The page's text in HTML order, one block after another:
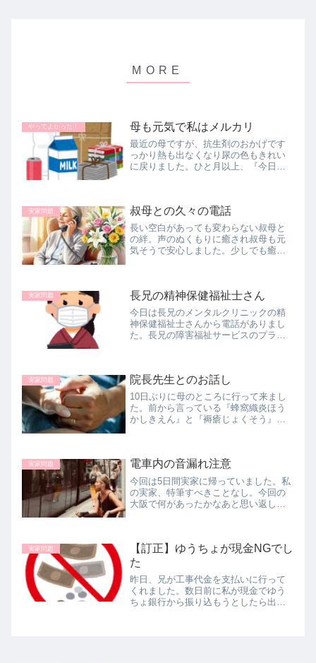
やってよかった！ 母も元気で私はメルカリ
最近の母ですが、抗生剤のおかげです
っかり熱も出なくなり尿の色もきれい
に戻りました。ひと月以上、『今日
ることだけを望んでいた父が、連れて
行っ...
実家問題 叔母との久々の電話
長い空白があっても変わらない叔母と
の絆。声のぬくもりに癒され叔母も元
気そうで安心しました。少しでも癒し
実家問題 長兄の精神保健福祉士さん
今日は長兄のメンタルクリニックの精
神保健福祉士さんから電話がありまし
た。長兄の障害福祉サービスのプラン
緒に食材を買う。・２回目は一緒に食
事...
実家問題 院長先生とのお話し
10日ぶりに母のところに行って来まし
た。前から言っている『蜂窩織炎ほう
かしきえん』と『褥瘡じょくそう』が
なったように思えました。体から水分...
実家問題 電車内の音漏れ注意
今回は5日間実家に帰っていました。私
の実家、特筆すべきことなし。今回の
大阪で何があったかなあと思い返して
に人がいて、知らない人と隣同士って...
実家問題
【訂正】ゆうちょが現金NGでし
た
昨日、兄が工事代金を支払いに行って
くれました。数日前に私が現金でゆう
ちょ銀行から振り込もうとしたら出来